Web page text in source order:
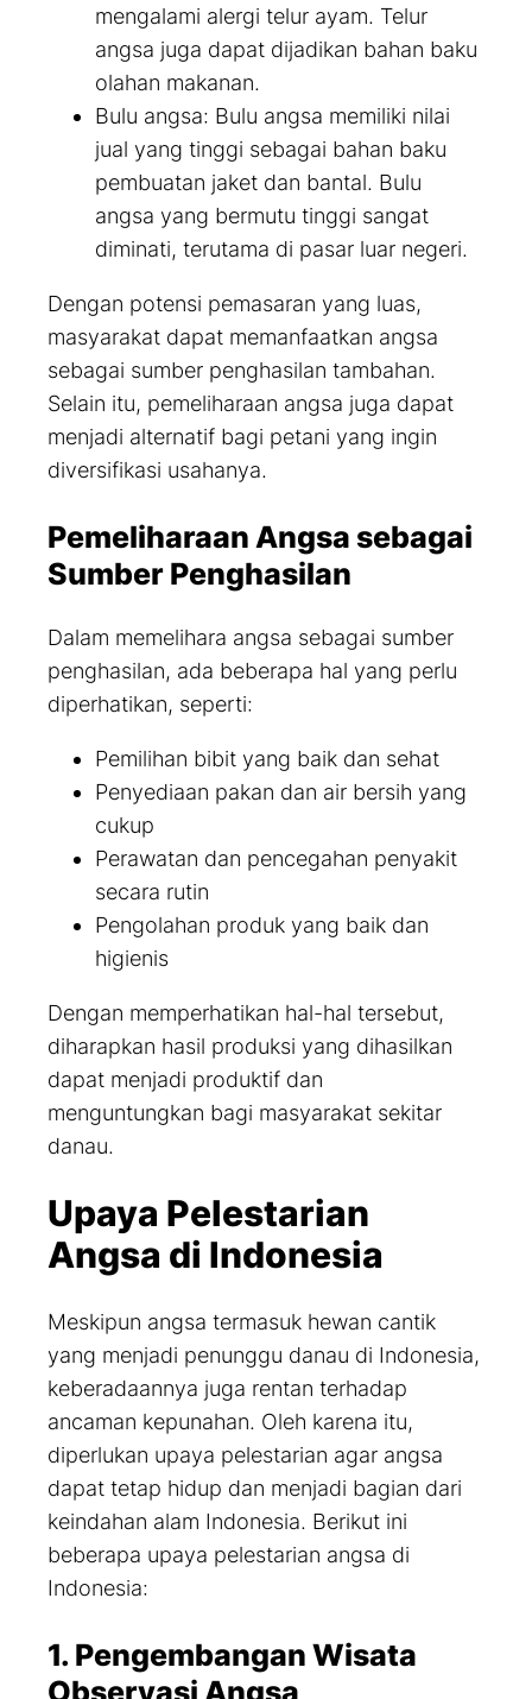
mengalami alergi telur ayam. Telur
angsa juga dapat dijadikan bahan baku
olahan makanan.
Bulu angsa: Bulu angsa memiliki nilai
jual yang tinggi sebagai bahan baku
pembuatan jaket dan bantal. Bulu
angsa yang bermutu tinggi sangat
diminati, terutama di pasar luar negeri.
Dengan potensi pemasaran yang luas,
masyarakat dapat memanfaatkan angsa
sebagai sumber penghasilan tambahan.
Selain itu, pemeliharaan angsa juga dapat
menjadi alternatif bagi petani yang ingin
diversifikasi usahanya.
Pemeliharaan Angsa sebagai
Sumber Penghasilan
Dalam memelihara angsa sebagai sumber
penghasilan, ada beberapa hal yang perlu
diperhatikan, seperti:
Pemilihan bibit yang baik dan sehat
Penyediaan pakan dan air bersih yang
cukup
Perawatan dan pencegahan penyakit
secara rutin
Pengolahan produk yang baik dan
higienis
Dengan memperhatikan hal-hal tersebut,
diharapkan hasil produksi yang dihasilkan
dapat menjadi produktif dan
menguntungkan bagi masyarakat sekitar
danau.
Upaya Pelestarian
Angsa di Indonesia
Meskipun angsa termasuk hewan cantik
yang menjadi penunggu danau di Indonesia,
keberadaannya juga rentan terhadap
ancaman kepunahan. Oleh karena itu,
diperlukan upaya pelestarian agar angsa
dapat tetap hidup dan menjadi bagian dari
keindahan alam Indonesia. Berikut ini
beberapa upaya pelestarian angsa di
Indonesia:
1. Pengembangan Wisata
Observasi Angsa